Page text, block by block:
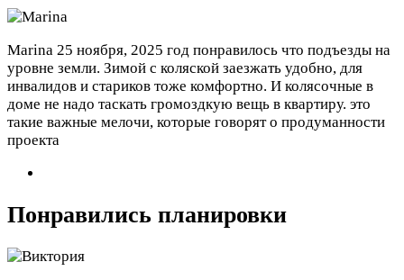
Marina 25 ноября, 2025 год понравилось что подъезды на
уровне земли. Зимой с коляской заезжать удобно, для
инвалидов и стариков тоже комфортно. И колясочные в
доме не надо таскать громоздкую вещь в квартиру. это
такие важные мелочи, которые говорят о продуманности
проекта
Понравились планировки